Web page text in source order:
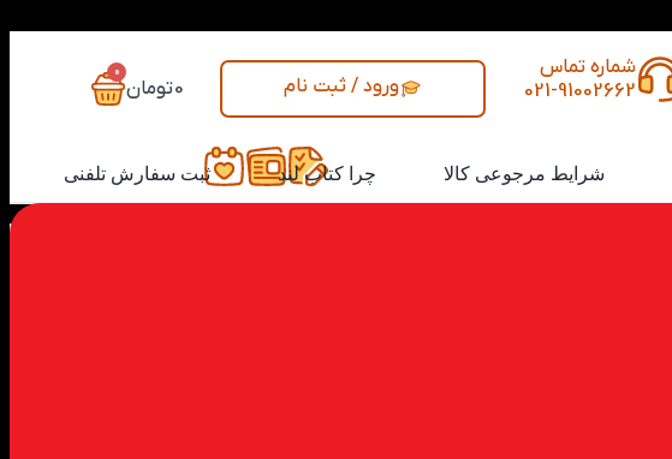
شماره تماس
021-91002662
ورود / ثبت نام 0تومان
0
شرایط مرجوعی کالا چرا کتاب لند ثبت سفارش تلفنی